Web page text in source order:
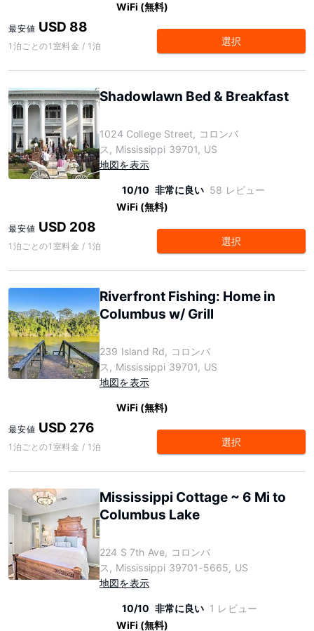
WiFi (無料)
最安値 USD 88
1泊ごとの1室料金 / 1泊 選択
Shadowlawn Bed & Breakfast
1024 College Street, コロンバ
ス, Mississippi 39701, US
地図を表示
10/10 非常に良い 58 レビュー
WiFi (無料)
最安値 USD 208
1泊ごとの1室料金 / 1泊 選択
Riverfront Fishing: Home in
Columbus w/ Grill
239 Island Rd, コロンバ
ス, Mississippi 39701, US
地図を表示
WiFi (無料)
最安値 USD 276
1泊ごとの1室料金 / 1泊 選択
Mississippi Cottage ~ 6 Mi to
Columbus Lake
224 S 7th Ave, コロンバ
ス, Mississippi 39701-5665, US
地図を表示
10/10 非常に良い 1 レビュー
WiFi (無料)